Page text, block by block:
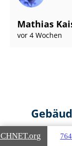
Mathias
vor 4 Wochen
.org